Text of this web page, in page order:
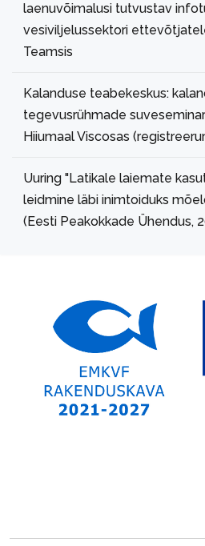
laenuvõimalusi tutvustav
vesiviljelussektori
Teamsis
Kalanduse teabekeskus:
tegevusrühmade
Hiiumaal Viscosas
Uuring "Latikale laiemate
leidmine läbi inimtoiduks
(Eesti Peakokkade Ühendus,